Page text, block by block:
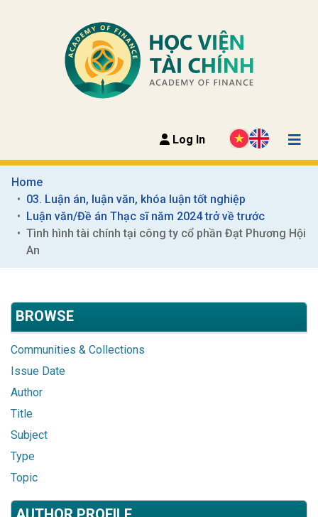
Log In
Home
03. Luận án, luận văn, khóa luận tốt nghiệp
Luận văn/Đề án Thạc sĩ năm 2024 trở về trước
Tình hình tài chính tại công ty cổ phần Đạt Phương Hội
An
BROWSE
Communities & Collections
Issue Date
Author
Title
Subject
Type
Topic